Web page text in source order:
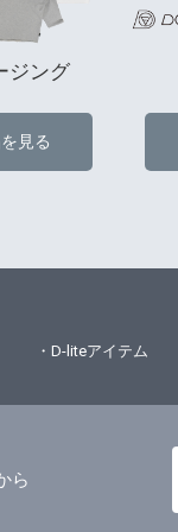
ジング
見る
・D-liteアイテム
ら